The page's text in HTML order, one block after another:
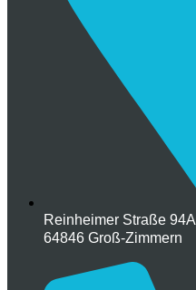
Reinheimer Straße 94A
64846 Groß-Zimmern